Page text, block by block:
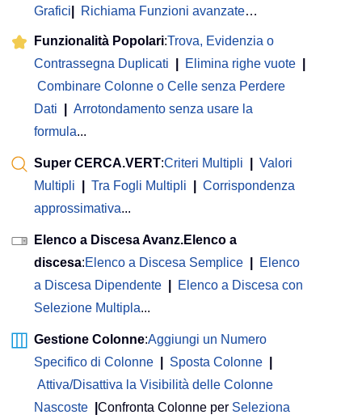
Grafici
Richiama Funzioni avanzate…
Funzionalità Popolari:Trova, Evidenzia o
Contrassegna Duplicati
Elimina righe vuote
Combinare Colonne o Celle senza Perdere
Dati
Arrotondamento senza usare la
formula...
Super CERCA.VERT:Criteri Multipli
Valori
Multipli
Tra Fogli Multipli
Corrispondenza
approssimativa...
Elenco a Discesa Avanz.Elenco a
discesa:Elenco a Discesa Semplice
Elenco
a Discesa Dipendente
Elenco a Discesa con
Selezione Multipla...
Gestione Colonne:Aggiungi un Numero
Specifico di Colonne
Sposta Colonne
Attiva/Disattiva la Visibilità delle Colonne
Nascoste
Confronta Colonne per Seleziona